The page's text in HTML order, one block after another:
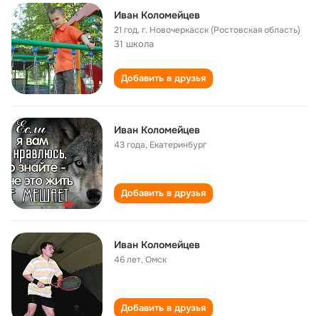
Иван Коломейцев
21 год,г. Новочеркасск (Ростовская область)
31 школа
Добавить в друзья
Иван Коломейцев
43 года, Екатеринбург
Добавить в друзья
Иван Коломейцев
46 лет,Омск
Добавить в друзья